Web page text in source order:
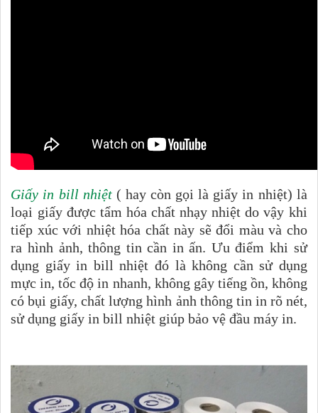
Giấy in bill nhiệt ( hay còn gọi là giấy in nhiệt) là
loại giấy được tẩm hóa chất nhạy nhiệt do vậy khi
tiếp xúc với nhiệt hóa chất này sẽ đổi màu và cho
ra hình ảnh, thông tin cần in ấn. Ưu điểm khi sử
dụng giấy in bill nhiệt đó là không cần sử dụng
mực in, tốc độ in nhanh, không gây tiếng ồn, không
có bụi giấy, chất lượng hình ảnh thông tin in rõ nét,
sử dụng giấy in bill nhiệt giúp bảo vệ đầu máy in.